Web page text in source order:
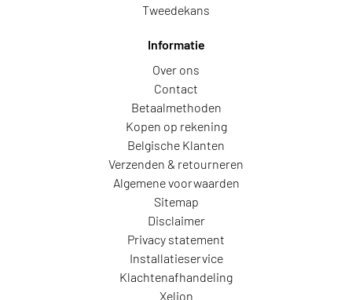
Tweedekans
Informatie
Over ons
Contact
Betaalmethoden
Kopen op rekening
Belgische Klanten
Verzenden & retourneren
Algemene voorwaarden
Sitemap
Disclaimer
Privacy statement
Installatieservice
Klachtenafhandeling
Xelion